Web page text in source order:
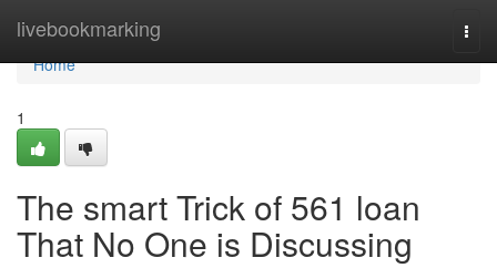
livebookmarking
Home
Home
1
The smart Trick of 561 loan
That No One is Discussing